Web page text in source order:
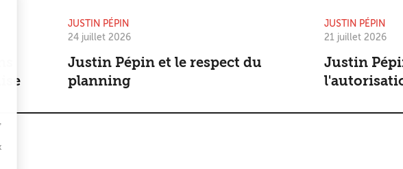
JUSTIN PÉPIN
24 juillet 2026
Justin Pépin et le respect du
planning
JUSTIN PÉPIN
21 juillet 2026
Justin